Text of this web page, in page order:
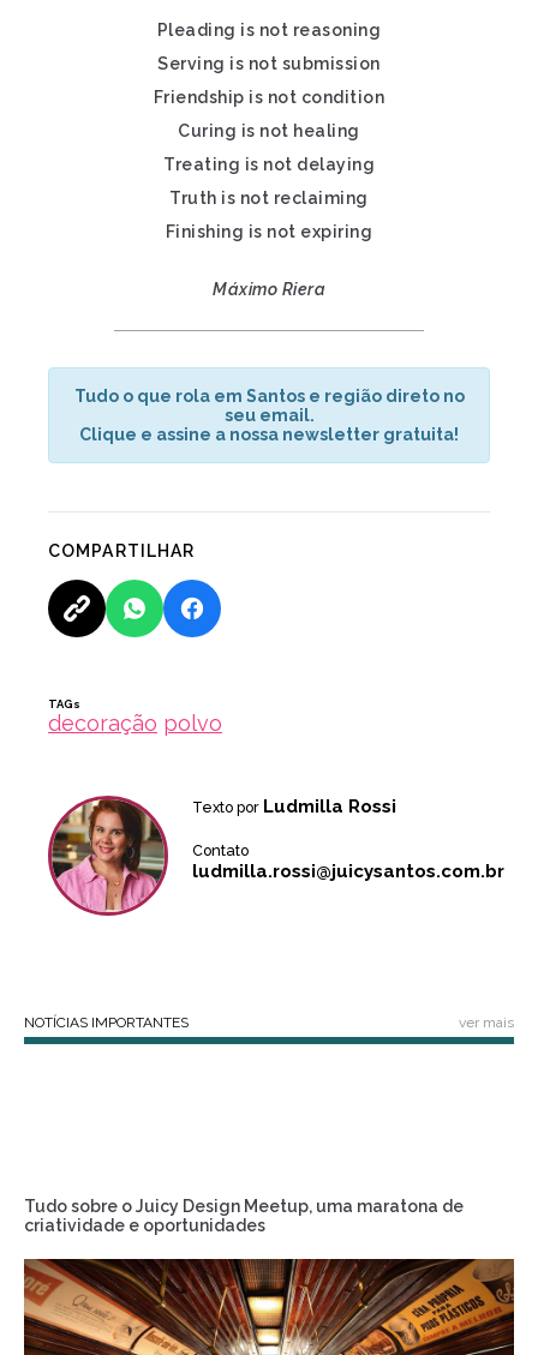
Pleading is not reasoning
Serving is not submission
Friendship is not condition
Curing is not healing
Treating is not delaying
Truth is not reclaiming
Finishing is not expiring
Máximo Riera
Tudo o que rola em Santos e região direto no
seu email.
Clique e assine a nossa newsletter gratuita!
COMPARTILHAR
TAGs
decoração polvo
Texto por Ludmilla Rossi
Contato
ludmilla.rossi@juicysantos.com.br
NOTÍCIAS IMPORTANTES ver mais
Tudo sobre o Juicy Design Meetup, uma maratona de
criatividade e oportunidades